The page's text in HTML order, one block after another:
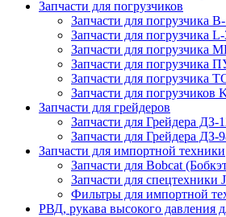
Запчасти для погрузчиков
Запчасти для погрузчика
Запчасти для погрузчика
Запчасти для погрузчика
Запчасти для погрузчика
Запчасти для погрузчика
Запчасти для погрузчиков
Запчасти для грейдеров
Запчасти для Грейдера ДЗ-
Запчасти для Грейдера ДЗ-
Запчасти для импортной техники
Запчасти для Bobcat
Запчасти для спецтехники
Фильтры для импортной
РВД, рукава высокого давления